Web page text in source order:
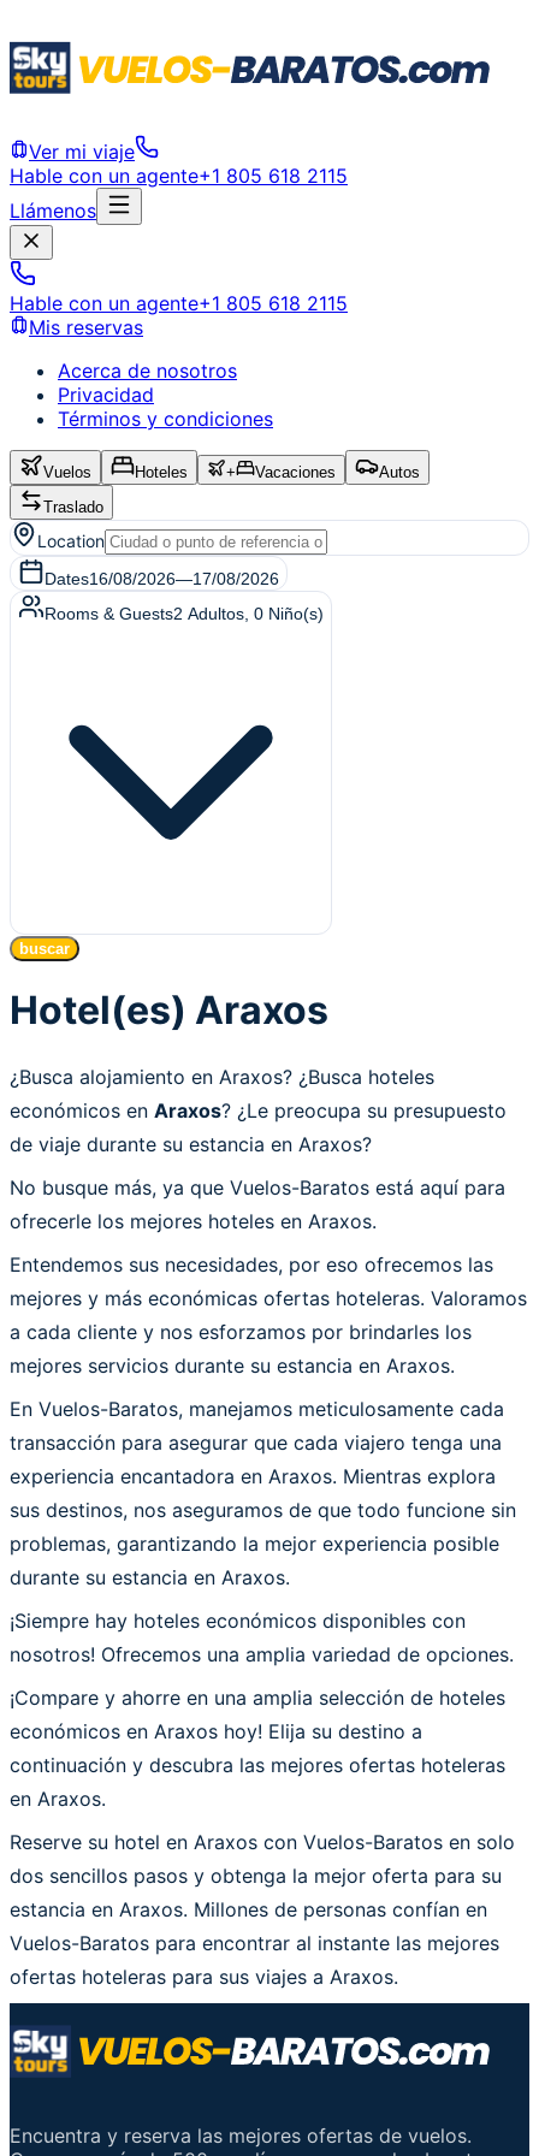
Ver mi viaje
Hable con un agente+1 805 618 2115
Llámenos
Hable con un agente+1 805 618 2115
Mis reservas
Acerca de nosotros
Privacidad
Términos y condiciones
Vuelos Hoteles + Vacaciones
Autos
Traslado
Location
Dates16/08/2026—17/08/2026
Rooms & Guests2 Adultos 0 Niño(s)
buscar
Hotel(es) Araxos
¿Busca alojamiento en Araxos? ¿Busca hoteles
económicos en Araxos? ¿Le preocupa su presupuesto
de viaje durante su estancia en Araxos?
No busque más, ya que Vuelos-Baratos está aquí para
ofrecerle los mejores hoteles en Araxos.
Entendemos sus necesidades, por eso ofrecemos las
mejores y más económicas ofertas hoteleras. Valoramos
a cada cliente y nos esforzamos por brindarles los
mejores servicios durante su estancia en Araxos.
En Vuelos-Baratos, manejamos meticulosamente cada
transacción para asegurar que cada viajero tenga una
experiencia encantadora en Araxos. Mientras explora
sus destinos, nos aseguramos de que todo funcione sin
problemas, garantizando la mejor experiencia posible
durante su estancia en Araxos.
¡Siempre hay hoteles económicos disponibles con
nosotros! Ofrecemos una amplia variedad de opciones.
¡Compare y ahorre en una amplia selección de hoteles
económicos en Araxos hoy! Elija su destino a
continuación y descubra las mejores ofertas hoteleras
en Araxos.
Reserve su hotel en Araxos con Vuelos-Baratos en solo
dos sencillos pasos y obtenga la mejor oferta para su
estancia en Araxos. Millones de personas confían en
Vuelos-Baratos para encontrar al instante las mejores
ofertas hoteleras para sus viajes a Araxos.
Encuentra y reserva las mejores ofertas de vuelos.